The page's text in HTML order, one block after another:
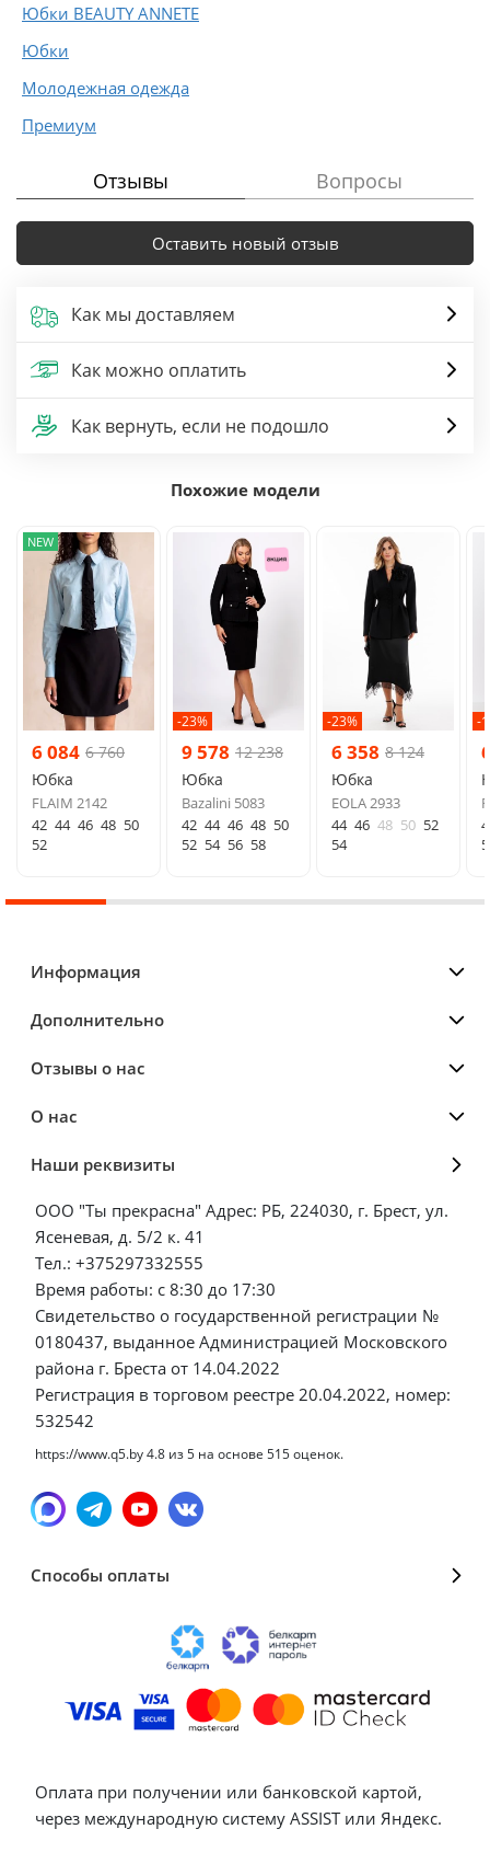
Юбки BEAUTY ANNETE
Юбки
Молодежная одежда
Премиум
Отзывы Вопросы
Оставить новый отзыв
Как мы доставляем
Как можно оплатить
Как вернуть, если не подошло
Похожие модели
NEW
6 084 6 760
Юбка
FLAIM 2142
42 44 46 48 50
52
-23%
9 578 12 238
Юбка
Bazalini 5083
42 44 46 48 50
52 54 56 58
-23%
6 358 8 124
Юбка
EOLA 2933
44 46 48 50 52
54
-
Информация
Дополнительно
Отзывы о нас
О нас
Наши реквизиты
ООО "Ты прекрасна" Адрес: РБ, 224030, г. Брест, ул.
Ясеневая, д. 5/2 к. 41
Тел.: +375297332555
Время работы: с 8:30 до 17:30
Свидетельство о государственной регистрации №
0180437, выданное Администрацией Московского
района г. Бреста от 14.04.2022
Регистрация в торговом реестре 20.04.2022, номер:
532542
https://www.q5.by4.8 из5 на основе 515оценок.
Способы оплаты
Оплата при получении или банковской картой,
через международную систему ASSIST или Яндекс.